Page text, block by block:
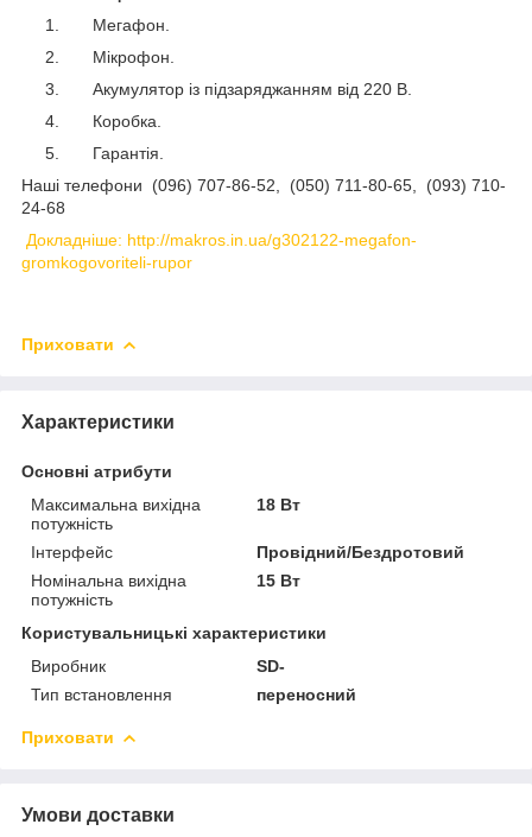
Мегафон.
Мікрофон.
Акумулятор із підзаряджанням від 220 В.
Коробка.
Гарантія.
Наші телефони
(096) 707-86-52, (050) 711-80-65,
(093) 710-
24-68
Докладніше: http://makros.in.ua/g302122-megafon-
gromkogovoriteli-rupor
Приховати
Характеристики
Основні атрибути
Максимальна вихідна
потужність
18 Вт
Інтерфейс
Провідний/Бездротовий
Номінальна вихідна
потужність
15 Вт
Користувальницькі характеристики
Виробник
SD-
Тип встановлення
переносний
Приховати
Умови доставки